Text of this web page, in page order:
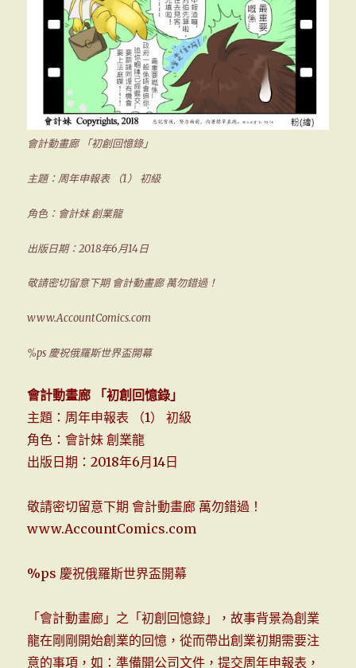
會計動畫廊 「初創回憶錄」
主題：周年申報表 （1） 初級
角色：會計妹 創業龍
出版日期：2018年6月14日
敬請密切留意下期 會計動畫廊 萬勿錯過！
www.AccountComics.com
%ps 慶祝俄羅斯世界盃開幕
會計動畫廊 「初創回憶錄」
主題：周年申報表 （1） 初級
角色：會計妹 創業龍
出版日期：2018年6月14日
敬請密切留意下期 會計動畫廊 萬勿錯過！
www.AccountComics.com
%ps 慶祝俄羅斯世界盃開幕
「會計動畫廊」之「初創回憶錄」，故事背景為創業
龍在剛剛開始創業的回憶，從而帶出創業初期需要注
意的事項，如：準備開公司文件，提交周年申報表，